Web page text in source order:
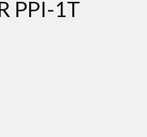
PPI-1T